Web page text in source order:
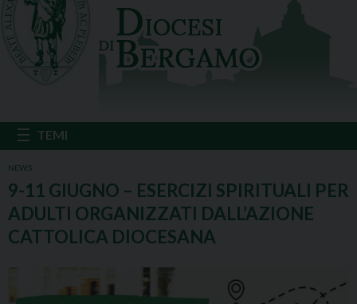
NEWS
9-11 GIUGNO – ESERCIZI SPIRITUALI PER
ADULTI ORGANIZZATI DALL’AZIONE
CATTOLICA DIOCESANA